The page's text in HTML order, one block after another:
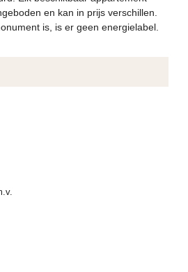
en kan in prijs verschillen.
is, is er geen energielabel.